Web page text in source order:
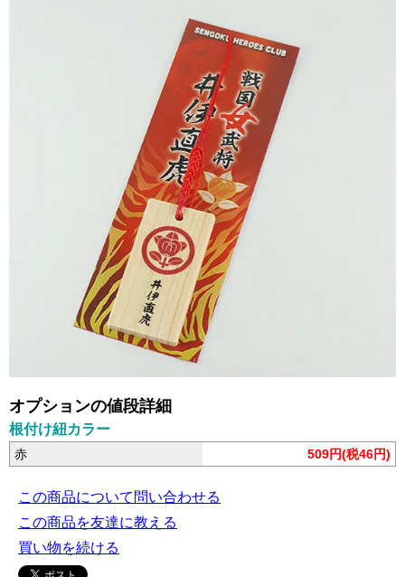
オプションの値段詳細
根付け紐カラー
赤 509円(税46円)
この商品について問い合わせる
この商品を友達に教える
買い物を続ける